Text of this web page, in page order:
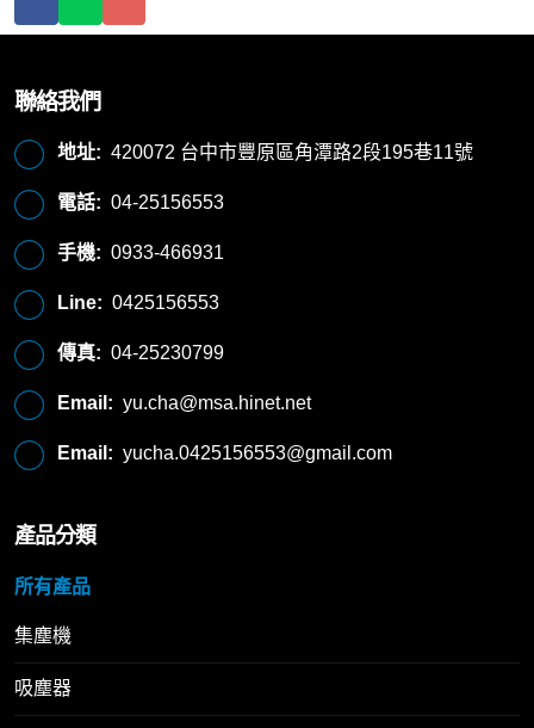
聯絡我們
地址: 420072 台中市豐原區角潭路2段195巷11號
電話: 04-25156553
手機: 0933-466931
Line: 0425156553
傳真: 04-25230799
Email: yu.cha@msa.hinet.net
Email: yucha.0425156553@gmail.com
產品分類
所有產品
集塵機
吸塵器